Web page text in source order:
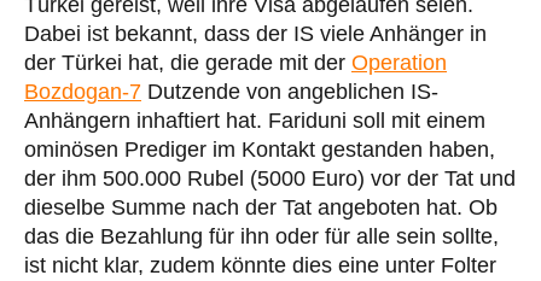
Türkei gereist, weil ihre Visa abgelaufen seien.
Dabei ist bekannt, dass der IS viele Anhänger in
der Türkei hat, die gerade mit der Operation
Bozdogan-7 Dutzende von angeblichen IS-
Anhängern inhaftiert hat. Fariduni soll mit einem
ominösen Prediger im Kontakt gestanden haben,
der ihm 500.000 Rubel (5000 Euro) vor der Tat und
dieselbe Summe nach der Tat angeboten hat. Ob
das die Bezahlung für ihn oder für alle sein sollte,
ist nicht klar, zudem könnte dies eine unter Folter